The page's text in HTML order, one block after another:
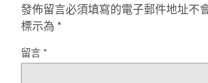
發佈留言必須填寫的電子郵件地址不
標示為 *
留言*